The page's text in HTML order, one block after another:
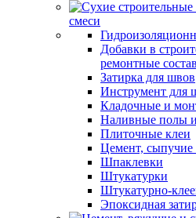
смеси
Добавки в
ремонтные
Затирка для швов
Инструмент для
Кладочные и
Наливные полы
Плиточные клеи
Цемент,
Шпаклевки
Штукатурки
Штукатурно-
Эпоксидная